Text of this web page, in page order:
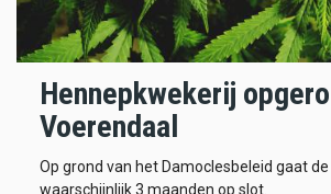
Hennepkwekerij
Voerendaal
Op grond van het Damoclesbeleid gaat
waarschijnlijk 3 maanden op slot.